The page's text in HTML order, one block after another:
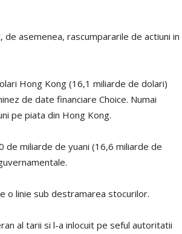
de asemenea, rascumpararile de actiuni in
Hong Kong (16,1 miliarde de dolari)
de date financiare Choice. Numai
pe piata din Hong Kong.
de miliarde de yuani (16,6 miliarde de
o linie sub destramarea stocurilor.
al tarii si l-a inlocuit pe seful autoritatii